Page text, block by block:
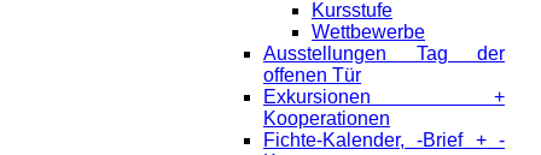
Kursstufe
Wettbewerbe
Ausstellungen Tag der
offenen Tür
Exkursionen +
Kooperationen
Fichte-Kalender, -Brief + -